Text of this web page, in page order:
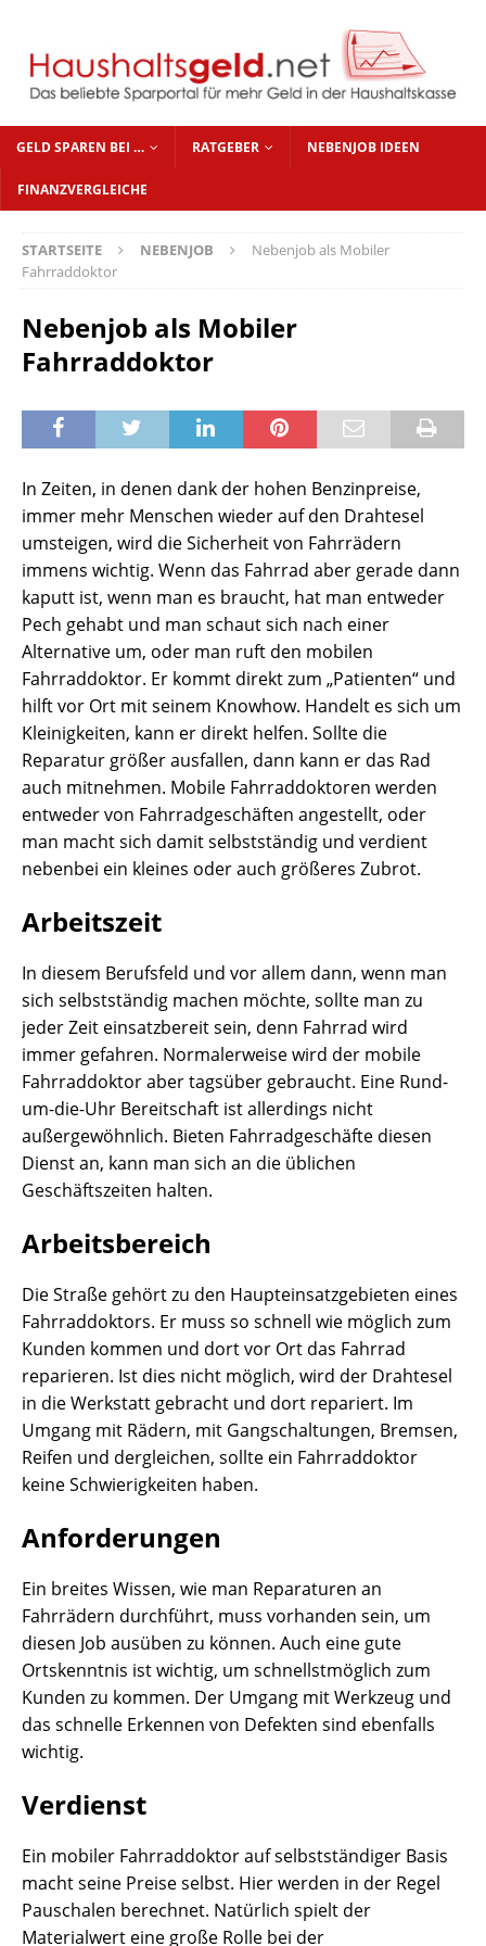
GELD SPAREN BEI … RATGEBER NEBENJOB IDEEN
FINANZVERGLEICHE
STARTSEITE NEBENJOB
Nebenjob als Mobiler
Fahrraddoktor
Nebenjob als Mobiler
Fahrraddoktor
In Zeiten, in denen dank der hohen Benzinpreise,
immer mehr Menschen wieder auf den Drahtesel
umsteigen, wird die Sicherheit von Fahrrädern
immens wichtig. Wenn das Fahrrad aber gerade dann
kaputt ist, wenn man es braucht, hat man entweder
Pech gehabt und man schaut sich nach einer
Alternative um, oder man ruft den mobilen
Fahrraddoktor. Er kommt direkt zum „Patienten“ und
hilft vor Ort mit seinem Knowhow. Handelt es sich um
Kleinigkeiten, kann er direkt helfen. Sollte die
Reparatur größer ausfallen, dann kann er das Rad
auch mitnehmen. Mobile Fahrraddoktoren werden
entweder von Fahrradgeschäften angestellt, oder
man macht sich damit selbstständig und verdient
nebenbei ein kleines oder auch größeres Zubrot.
Arbeitszeit
In diesem Berufsfeld und vor allem dann, wenn man
sich selbstständig machen möchte, sollte man zu
jeder Zeit einsatzbereit sein, denn Fahrrad wird
immer gefahren. Normalerweise wird der mobile
Fahrraddoktor aber tagsüber gebraucht. Eine Rund-
um-die-Uhr Bereitschaft ist allerdings nicht
außergewöhnlich. Bieten Fahrradgeschäfte diesen
Dienst an, kann man sich an die üblichen
Geschäftszeiten halten.
Arbeitsbereich
Die Straße gehört zu den Haupteinsatzgebieten eines
Fahrraddoktors. Er muss so schnell wie möglich zum
Kunden kommen und dort vor Ort das Fahrrad
reparieren. Ist dies nicht möglich, wird der Drahtesel
in die Werkstatt gebracht und dort repariert. Im
Umgang mit Rädern, mit Gangschaltungen, Bremsen,
Reifen und dergleichen, sollte ein Fahrraddoktor
keine Schwierigkeiten haben.
Anforderungen
Ein breites Wissen, wie man Reparaturen an
Fahrrädern durchführt, muss vorhanden sein, um
diesen Job ausüben zu können. Auch eine gute
Ortskenntnis ist wichtig, um schnellstmöglich zum
Kunden zu kommen. Der Umgang mit Werkzeug und
das schnelle Erkennen von Defekten sind ebenfalls
wichtig.
Verdienst
Ein mobiler Fahrraddoktor auf selbstständiger Basis
macht seine Preise selbst. Hier werden in der Regel
Pauschalen berechnet. Natürlich spielt der
Materialwert eine große Rolle bei der